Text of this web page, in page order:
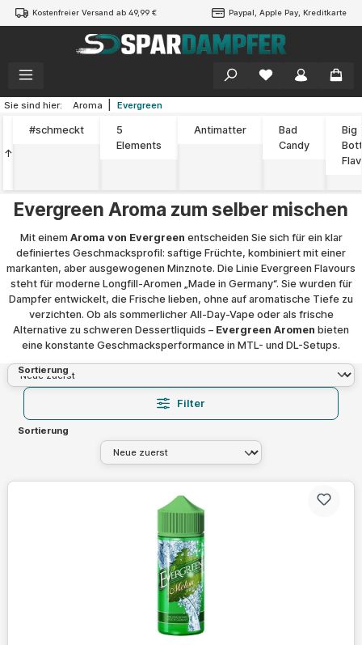
springen
Kostenfreier Versand ab 49,99 € Paypal, Apple Pay, Kreditkarte
Sie sind hier: Aroma Evergreen
↑
#schmeckt
5
Elements
Antimatter
Bad
Candy
Big
Evergreen Aroma zum selber mischen
Mit einem Aroma von Evergreen entscheiden Sie sich für ein klar
definiertes Geschmacksprofil: saftige Früchte, kombiniert mit einer
markanten, aber ausgewogenen Minznote. Die Linie Evergreen Flavours
steht für moderne Longfill-Aromen „Made in Germany“. Sie wurden für
Dampfer entwickelt, die Frische lieben, ohne auf aromatische Tiefe zu
verzichten. Ob als sommerlicher All-Day-Vape oder als frische
Alternative zu schweren Dessertliquids – Evergreen Aromen bieten
eine konstante Geschmacksperformance in MTL- und DL-Setups.
Sortierung
Filter
Sortierung